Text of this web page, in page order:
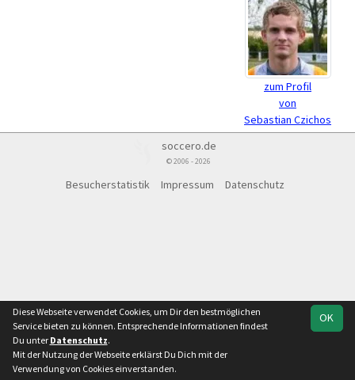
zum Profil
von
Sebastian Czichos
soccero.de
© 2006 - 2026
Besucherstatistik Impressum Datenschutz
OK
Diese Webseite verwendet Cookies, um Dir den bestmöglichen
Service bieten zu können. Entsprechende Informationen findest
Du unter Datenschutz.
Mit der Nutzung der Webseite erklärst Du Dich mit der
Verwendung von Cookies einverstanden.